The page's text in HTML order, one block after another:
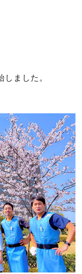
ました。